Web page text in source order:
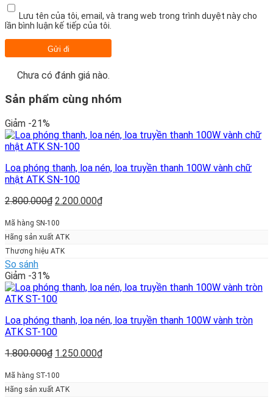
Lưu tên của tôi, email, và trang web trong trình duyệt này cho
lần bình luận kế tiếp của tôi.
Chưa có đánh giá nào.
Sản phẩm cùng nhóm
Giảm -21%
Loa phóng thanh, loa nén, loa truyền thanh 100W vành chữ
nhật ATK SN-100
2.800.000₫ Giá
là:
2.800.000₫.
2.200.000₫Giá
Mã hàng SN-100
Hãng sản xuất ATK
Thương hiệu ATK
So sánh
Giảm -31%
Loa phóng thanh, loa nén, loa truyền thanh 100W vành tròn
ATK ST-100
1.800.000₫ Giá
là:
1.800.000₫.
1.250.000₫Giá
Mã hàng ST-100
Hãng sản xuất ATK